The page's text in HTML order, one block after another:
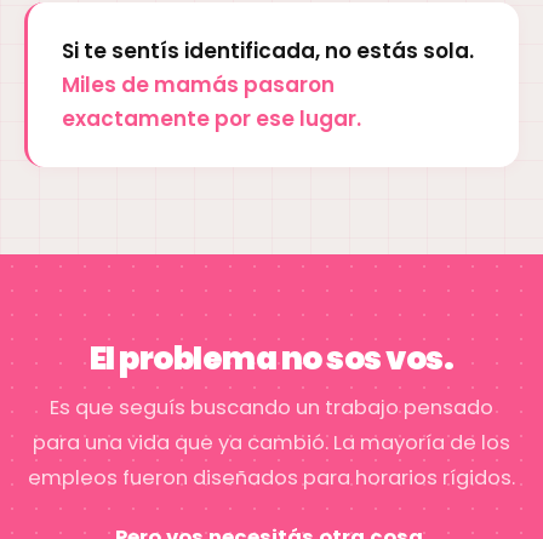
Si te sentís identificada, no estás sola.
Miles de mamás pasaron
exactamente por ese lugar.
El problema no sos vos.
Es que seguís buscando un trabajo pensado
para una vida que ya cambió. La mayoría de los
empleos fueron diseñados para horarios rígidos.